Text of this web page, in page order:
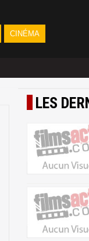
CINÉMA
LES